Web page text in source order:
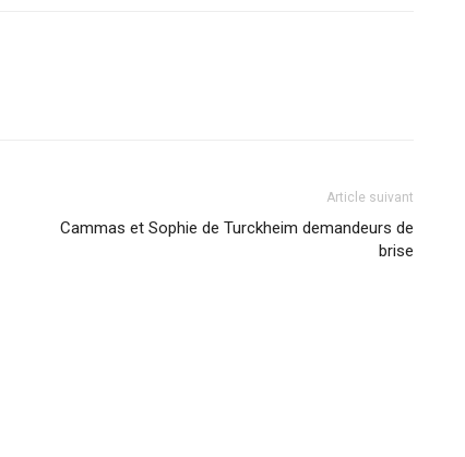
Article suivant
Cammas et Sophie de Turckheim demandeurs de
brise